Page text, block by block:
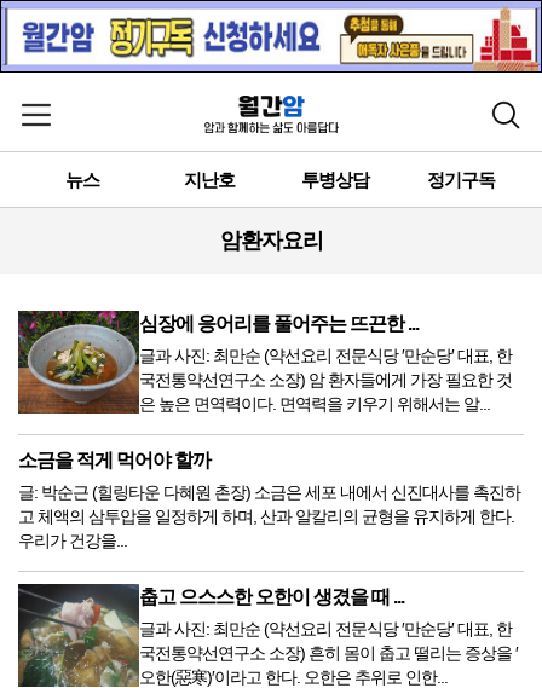
메뉴 열기 검색
뉴스 지난호 투병상담 정기구독
암환자요리
심장에 응어리를 풀어주는 뜨끈한 ...
글과 사진: 최만순 (약선요리 전문식당 ′만순당′ 대표, 한
국전통약선연구소 소장) 암 환자들에게 가장 필요한 것
은 높은 면역력이다. 면역력을 키우기 위해서는 알...
소금을 적게 먹어야 할까
글: 박순근 (힐링타운 다혜원 촌장) 소금은 세포 내에서 신진대사를 촉진하
고 체액의 삼투압을 일정하게 하며, 산과 알칼리의 균형을 유지하게 한다.
우리가 건강을...
춥고 으스스한 오한이 생겼을 때 ...
글과 사진: 최만순 (약선요리 전문식당 ′만순당′ 대표, 한
국전통약선연구소 소장) 흔히 몸이 춥고 떨리는 증상을 ′
오한(惡寒)′이라고 한다. 오한은 추위로 인한...